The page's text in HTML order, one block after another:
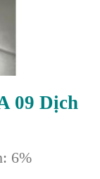
09 Dịch
6%